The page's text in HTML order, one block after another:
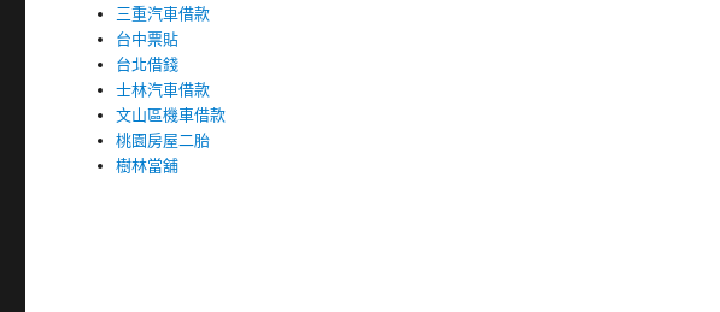
三重汽車借款
台中票貼
台北借錢
士林汽車借款
文山區機車借款
桃園房屋二胎
樹林當舖